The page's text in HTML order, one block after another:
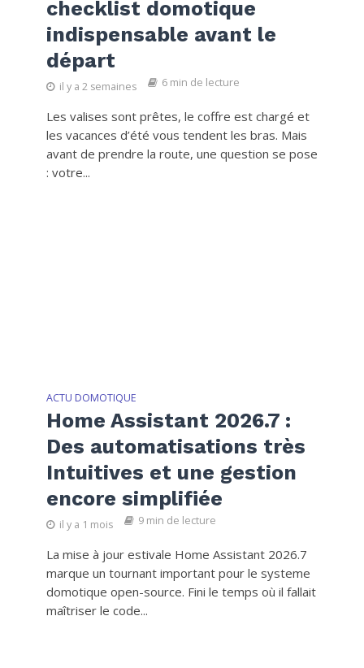
checklist domotique
indispensable avant le
départ
il y a 2 semaines 6 min de lecture
Les valises sont prêtes, le coffre est chargé et
les vacances d’été vous tendent les bras. Mais
avant de prendre la route, une question se pose
: votre...
ACTU DOMOTIQUE
Home Assistant 2026.7 :
Des automatisations très
Intuitives et une gestion
encore simplifiée
il y a 1 mois 9 min de lecture
La mise à jour estivale Home Assistant 2026.7
marque un tournant important pour le systeme
domotique open-source. Fini le temps où il fallait
maîtriser le code...